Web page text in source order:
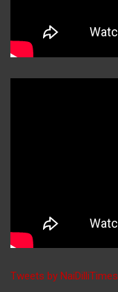
Tweets by NaiDilliTimes